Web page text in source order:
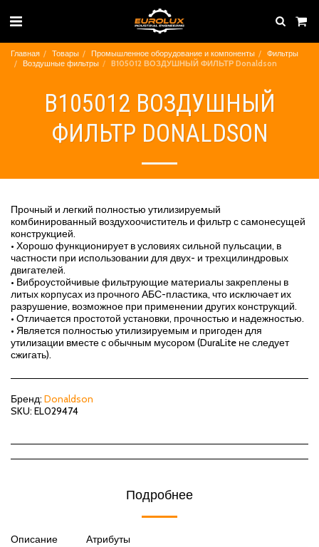
Главная Товары Промышленное оборудование и компоненты
Фильтры
Воздушные фильтры
B105012 ВОЗДУШНЫЙ ФИЛЬТР Donaldson
B105012 ВОЗДУШНЫЙ
ФИЛЬТР DONALDSON
Прочный и легкий полностью утилизируемый
комбинированный воздухоочиститель и фильтр с самонесущей
конструкцией.
• Хорошо функционирует в условиях сильной пульсации, в
частности при использовании для двух- и трехцилиндровых
двигателей.
• Виброустойчивые фильтрующие материалы закреплены в
литых корпусах из прочного АБС-пластика, что исключает их
разрушение, возможное при применении других конструкций.
• Отличается простотой установки, прочностью и надежностью.
• Является полностью утилизируемым и пригоден для
утилизации вместе с обычным мусором (DuraLite не следует
сжигать).
Бренд: Donaldson
SKU: EL029474
Подробнее
Описание Атрибуты